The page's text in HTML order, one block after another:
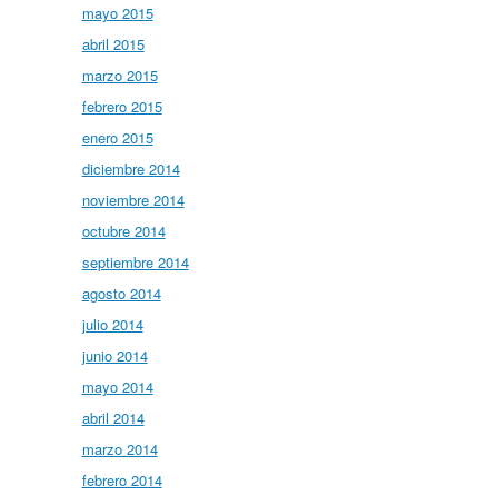
mayo 2015
abril 2015
marzo 2015
febrero 2015
enero 2015
diciembre 2014
noviembre 2014
octubre 2014
septiembre 2014
agosto 2014
julio 2014
junio 2014
mayo 2014
abril 2014
marzo 2014
febrero 2014